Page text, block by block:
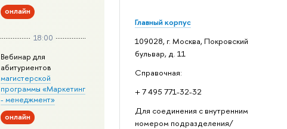
Главный корпус
109028, г. Москва, Покровский
бульвар, д. 11
Справочная:
+ 7 495 771-32-32
Для соединения с внутренним
номером подразделения/
онлайн
18:00
Вебинар для
абитуриентов
магистерской
программы «Маркетинг
- менеджмент»
онлайн